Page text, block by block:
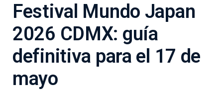
Festival Mundo Japan
2026 CDMX: guía
definitiva para el 17 de
mayo